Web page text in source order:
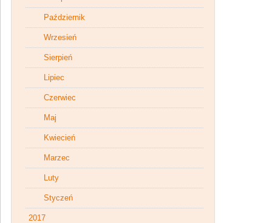
Październik
Wrzesień
Sierpień
Lipiec
Czerwiec
Maj
Kwiecień
Marzec
Luty
Styczeń
2017